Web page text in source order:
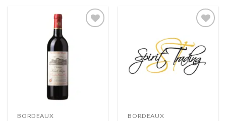
BORDEAUX
Ajouter
à la liste
d’envies
BORDEAUX